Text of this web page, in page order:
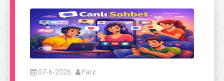
07-6-2026 Farz